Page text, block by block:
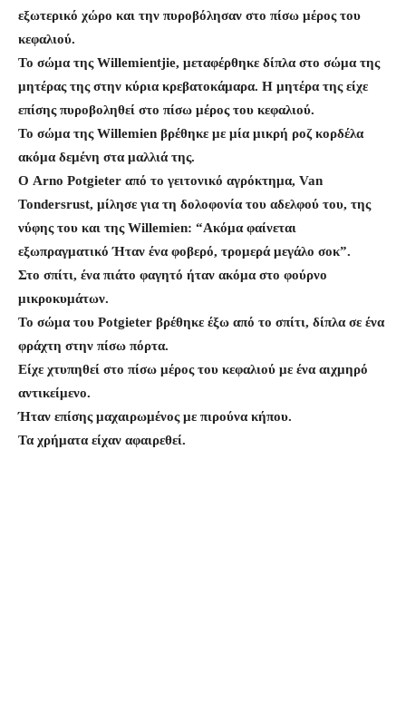
εξωτερικό χώρο και την πυροβόλησαν στο πίσω μέρος του
κεφαλιού.
Το σώμα της Willemientjie, μεταφέρθηκε δίπλα στο σώμα της
μητέρας της στην κύρια κρεβατοκάμαρα. Η μητέρα της είχε
επίσης πυροβοληθεί στο πίσω μέρος του κεφαλιού.
Το σώμα της Willemien βρέθηκε με μία μικρή ροζ κορδέλα
ακόμα δεμένη στα μαλλιά της.
Ο Arno Potgieter από το γειτονικό αγρόκτημα, Van
Tondersrust, μίλησε για τη δολοφονία του αδελφού του, της
νύφης του και της Willemien: “Ακόμα φαίνεται
εξωπραγματικό Ήταν ένα φοβερό, τρομερά μεγάλο σοκ”.
Στο σπίτι, ένα πιάτο φαγητό ήταν ακόμα στο φούρνο
μικροκυμάτων.
Το σώμα του Potgieter βρέθηκε έξω από το σπίτι, δίπλα σε ένα
φράχτη στην πίσω πόρτα.
Είχε χτυπηθεί στο πίσω μέρος του κεφαλιού με ένα αιχμηρό
αντικείμενο.
Ήταν επίσης μαχαιρωμένος με πιρούνα κήπου.
Τα χρήματα είχαν αφαιρεθεί.